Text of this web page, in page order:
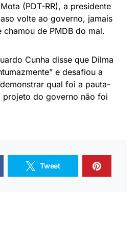
(PDT-RR), a presidente
volte ao governo, jamais
de PMDB do mal.
Cunha disse que Dilma
e desafiou a
qual foi a pauta-
projeto do governo não foi
Tweet